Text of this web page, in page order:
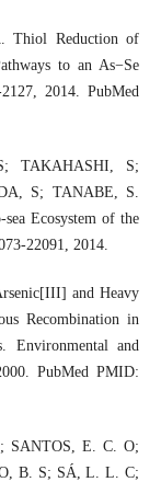
Thiol Reduction of
to an As−Se
2014. PubMed
TAKAHASHI, S;
S; TANABE, S.
Ecosystem of the
22091, 2014.
and Heavy
Recombination in
Environmental and
PubMed PMID:
E. C. O;
B. S; SÁ, L. L. C;